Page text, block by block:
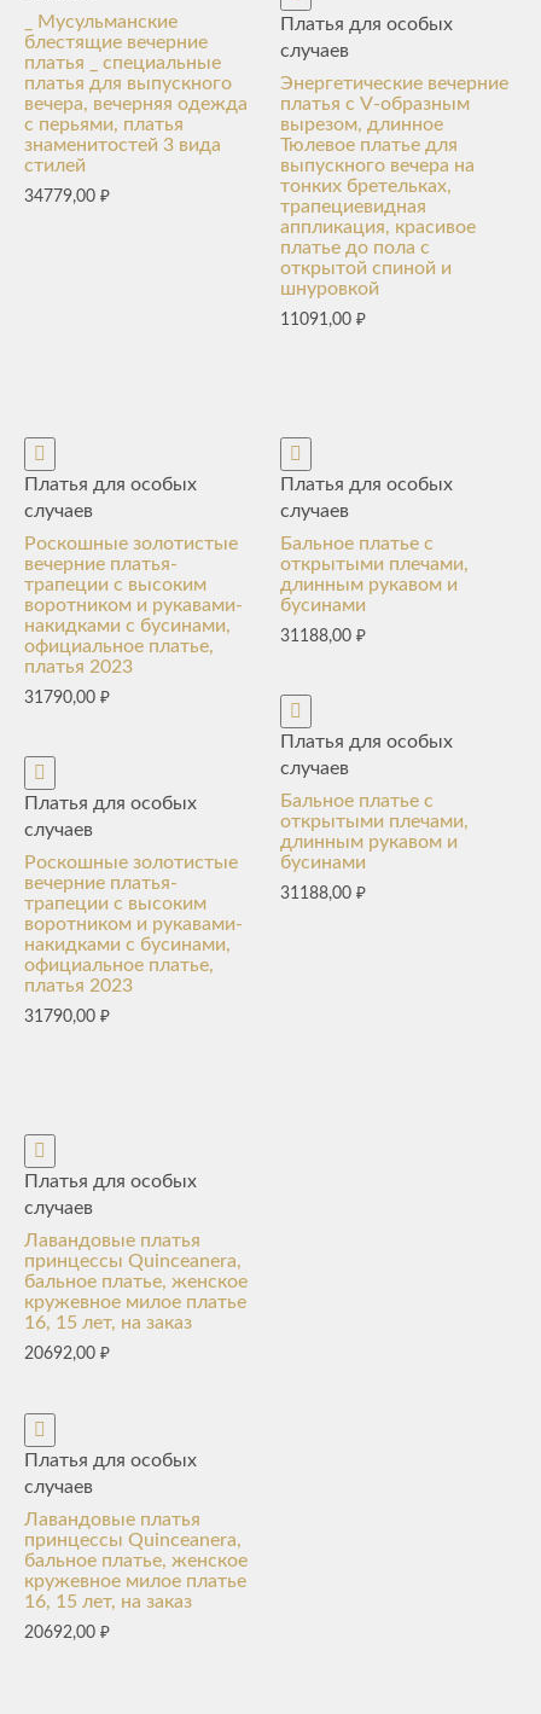
_ Мусульманские
блестящие вечерние
платья _ специальные
платья для выпускного
вечера, вечерняя одежда
с перьями, платья
знаменитостей 3 вида
стилей
34779,00 ₽
Платья для особых
случаев
Энергетические вечерние
платья с V-образным
вырезом, длинное
Тюлевое платье для
выпускного вечера на
тонких бретельках,
трапециевидная
аппликация, красивое
платье до пола с
открытой спиной и
шнуровкой
11091,00₽
Платья для особых
случаев
Роскошные золотистые
вечерние платья-
трапеции с высоким
воротником и рукавами-
накидками с бусинами,
официальное платье,
платья 2023
31790,00 ₽
Платья для особых
случаев
Роскошные золотистые
вечерние платья-
трапеции с высоким
воротником и рукавами-
накидками с бусинами,
официальное платье,
платья 2023
31790,00 ₽
Платья для особых
случаев
Бальное платье с
открытыми плечами,
длинным рукавом и
бусинами
31188,00₽
Платья для особых
случаев
Бальное платье с
открытыми плечами,
длинным рукавом и
бусинами
31188,00₽
Платья для особых
случаев
Лавандовые платья
принцессы Quinceanera,
бальное платье, женское
кружевное милое платье
16, 15 лет, на заказ
20692,00 ₽
Платья для особых
случаев
Лавандовые платья
принцессы Quinceanera,
бальное платье, женское
кружевное милое платье
16, 15 лет, на заказ
20692,00 ₽